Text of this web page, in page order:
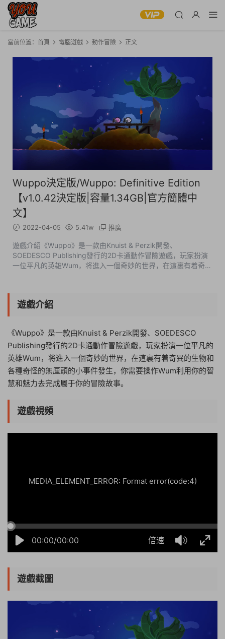
當前位置： 首頁 電腦遊戲 動作冒險 正文
Wuppo決定版/Wuppo: Definitive Edition
【v1.0.42決定版|容量1.34GB|官方簡體中
文】
2022-04-05 5.41w 推廣
遊戲介紹《Wuppo》是一款由Knuist & Perzik開發、
SOEDESCO Publishing發行的2D卡通動作冒險遊戲，玩家扮演
一位平凡的英雄Wum，将進入一個奇妙的世界，在這裏有着奇異
遊戲介紹
《Wuppo》是一款由Knuist & Perzik開發、SOEDESCO
Publishing發行的2D卡通動作冒險遊戲，玩家扮演一位平凡的
英雄Wum，将進入一個奇妙的世界，在這裏有着奇異的生物和
各種奇怪的無厘頭的小事件發生，你需要操作Wum利用你的智
慧和魅力去完成屬于你的冒險故事。
遊戲視頻
00:00/00:00 倍速
MEDIA_ELEMENT_ERROR: Format error(code:4)
遊戲截圖